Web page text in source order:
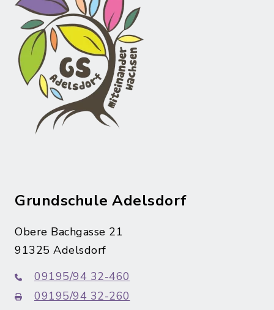
Grundschule Adelsdorf
Obere Bachgasse 21
91325 Adelsdorf
09195/94 32-460
09195/94 32-260